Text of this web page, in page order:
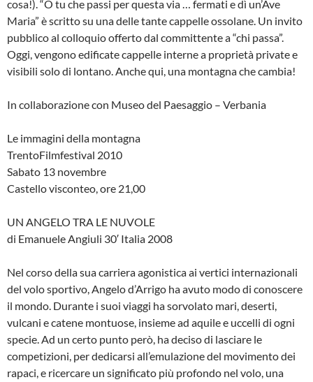
cosa!). “O tu che passi per questa via … fermati e dì un’Ave
Maria” è scritto su una delle tante cappelle ossolane. Un invito
pubblico al colloquio offerto dal committente a “chi passa”.
Oggi, vengono edificate cappelle interne a proprietà private e
visibili solo di lontano. Anche qui, una montagna che cambia!
In collaborazione con Museo del Paesaggio – Verbania
Le immagini della montagna
TrentoFilmfestival 2010
Sabato 13 novembre
Castello visconteo, ore 21,00
UN ANGELO TRA LE NUVOLE
di Emanuele Angiuli 30′ Italia 2008
Nel corso della sua carriera agonistica ai vertici internazionali
del volo sportivo, Angelo d’Arrigo ha avuto modo di conoscere
il mondo. Durante i suoi viaggi ha sorvolato mari, deserti,
vulcani e catene montuose, insieme ad aquile e uccelli di ogni
specie. Ad un certo punto però, ha deciso di lasciare le
competizioni, per dedicarsi all’emulazione del movimento dei
rapaci, e ricercare un significato più profondo nel volo, una